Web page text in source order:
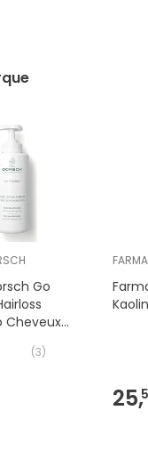
Go
Cheveux
(3)
25,